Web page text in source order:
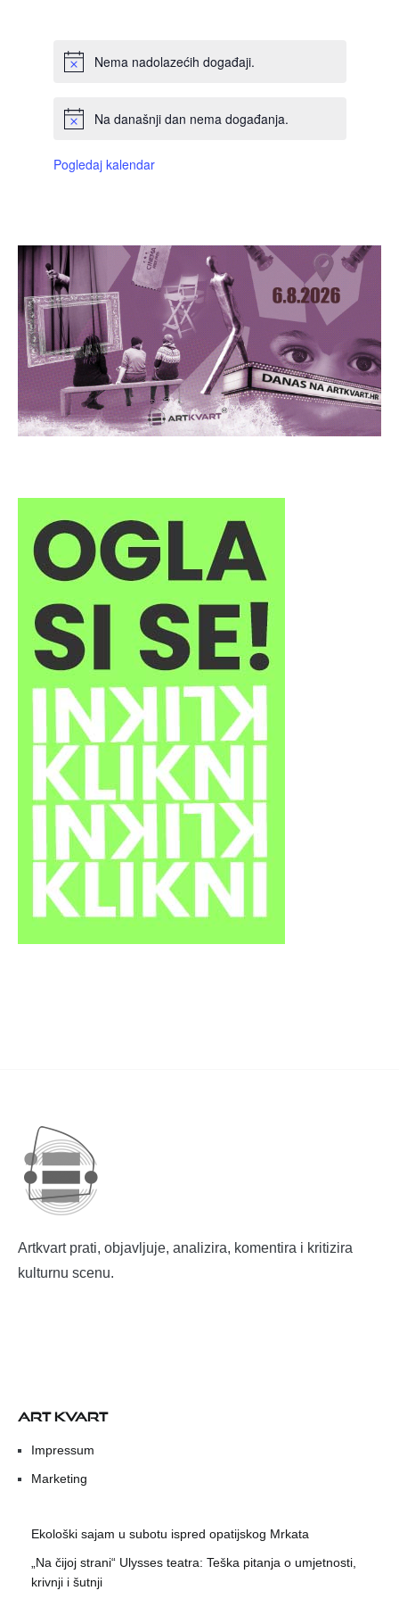
Nema nadolazećih događaji.
Na današnji dan nema događanja.
Pogledaj kalendar
Artkvart prati, objavljuje, analizira, komentira i kritizira
kulturnu scenu.
ART KVART
Impressum
Marketing
Ekološki sajam u subotu ispred opatijskog Mrkata
„Na čijoj strani“ Ulysses teatra: Teška pitanja o umjetnosti,
krivnji i šutnji